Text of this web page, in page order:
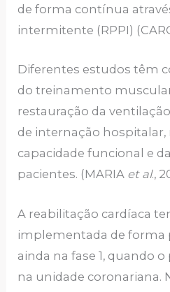
de forma contínua
intermitente (RPPI)
Diferentes estudos têm
do treinamento
restauração da
de internação hospitalar,
capacidade funcional e
pacientes. (MARIA et al.,
A reabilitação cardíaca
implementada de forma
ainda na fase 1, quando
na unidade coronariana.